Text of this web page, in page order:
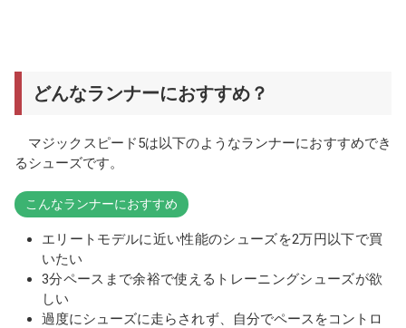
どんなランナーにおすすめ？
マジックスピード5は以下のようなランナーにおすすめでき
るシューズです。
こんなランナーにおすすめ
エリートモデルに近い性能のシューズを2万円以下で買
いたい
3分ペースまで余裕で使えるトレーニングシューズが欲
しい
過度にシューズに走らされず、自分でペースをコントロ